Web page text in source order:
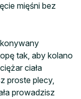
mięśni bez
tak, aby kolano
ciała
proste plecy,
prowadzisz